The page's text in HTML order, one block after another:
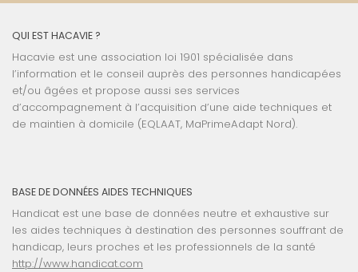
QUI EST HACAVIE ?
Hacavie est une association loi 1901 spécialisée dans
l’information et le conseil auprès des personnes handicapées
et/ou âgées et propose aussi ses services
d’accompagnement à l’acquisition d’une aide techniques et
de maintien à domicile (EQLAAT, MaPrimeAdapt Nord).
BASE DE DONNÉES AIDES TECHNIQUES
Handicat est une base de données neutre et exhaustive sur
les aides techniques à destination des personnes souffrant de
handicap, leurs proches et les professionnels de la santé
http://www.handicat.com